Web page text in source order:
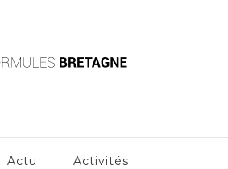
Actu Activités